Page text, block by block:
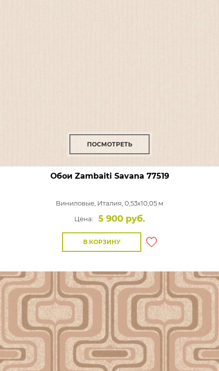
ПОСМОТРЕТЬ
Обои Zambaiti Savana 77519
Виниловые, Италия, 0,53x10,05 м
Цена:
5 900 руб.
В КОРЗИНУ